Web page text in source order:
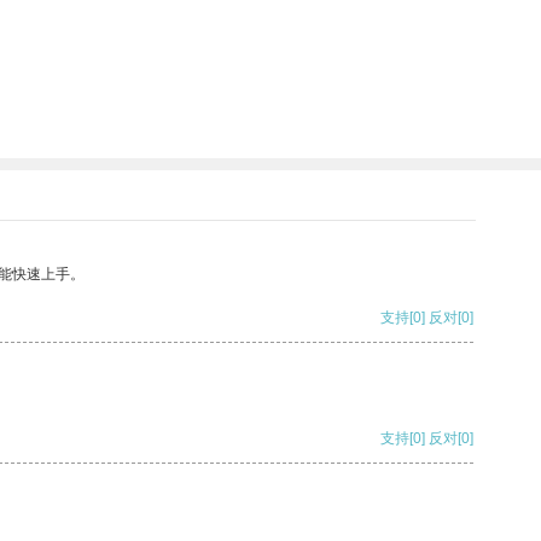
快速上手。
支持[0] 反对[0]
支持[0] 反对[0]